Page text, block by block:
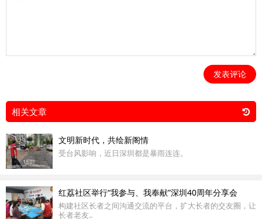
发表评论
相关文章
文明新时代，共绘新阁情
受台风影响，近日深圳都是暴雨连连。
红荔社区举行“我参与、我奉献”深圳40周年分享会
构建社区长者之间沟通交流的平台，扩大长者的交友圈，让
长者老友..